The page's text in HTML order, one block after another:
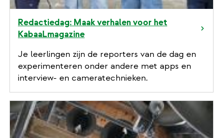
Redactiedag: Maak verhalen voor het
KabaaLmagazine
Je leerlingen zijn de reporters van de dag en
experimenteren onder andere met apps en
interview- en cameratechnieken.